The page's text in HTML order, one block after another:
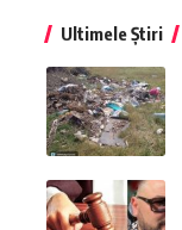
Ultimele Știri